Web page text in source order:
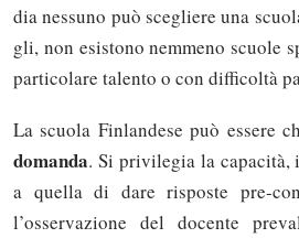
dia nes­su­no può sce­glie­re una
gli, non esi­sto­no nem­me­no scuo­le
par­ti­co­la­re ta­len­to o con dif­fi­col­tà
La scuola Finlandese può essere
domanda. Si privilegia la capacità,
a quella di dare risposte pre-
l’osservazione del docente